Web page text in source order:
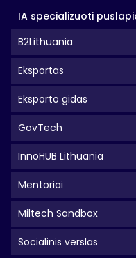
IA specializuoti
B2Lithuania
Eksportas
Eksporto gidas
GovTech
InnoHUB Lithuania
Mentoriai
Miltech Sandbox
Socialinis verslas